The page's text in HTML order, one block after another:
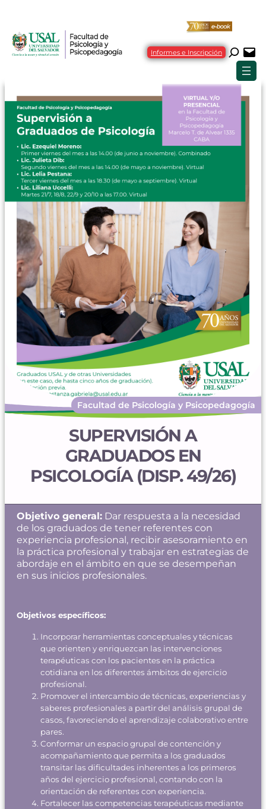
Informes e Inscripción
Facultad de Psicología y Psicopedagogía
SUPERVISIÓN A
GRADUADOS EN
PSICOLOGÍA (DISP. 49/26)
Objetivo general: Dar respuesta a la necesidad
de los graduados de tener referentes con
experiencia profesional, recibir asesoramiento en
la práctica profesional y trabajar en estrategias de
abordaje en el ámbito en que se desempeñan
en sus inicios profesionales.
Objetivos específicos:
Incorporar herramientas conceptuales y técnicas
que orienten y enriquezcan las intervenciones
terapéuticas con los pacientes en la práctica
cotidiana en los diferentes ámbitos de ejercicio
profesional.
Promover el intercambio de técnicas, experiencias y
saberes profesionales a partir del análisis grupal de
casos, favoreciendo el aprendizaje colaborativo entre
pares.
Conformar un espacio grupal de contención y
acompañamiento que permita a los graduados
transitar las dificultades inherentes a los primeros
años del ejercicio profesional, contando con la
orientación de referentes con experiencia.
Fortalecer las competencias terapéuticas mediante